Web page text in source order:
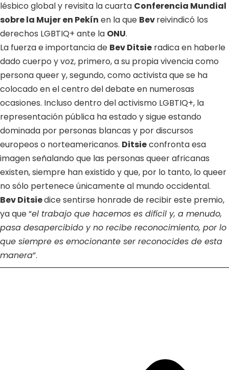
lésbico global y revisita la cuarta Conferencia Mundial
sobre la Mujer en Pekín en la que Bevreivindicó los
derechos LGBTIQ+ ante la ONU.
La fuerza e importancia de Bev Ditsie radica en haberle
dado cuerpo y voz, primero, a su propia vivencia como
persona queer y, segundo, como activista que se ha
colocado en el centro del debate en numerosas
ocasiones. Incluso dentro del activismo LGBTIQ+, la
representación pública ha estado y sigue estando
dominada por personas blancas y por discursos
europeos o norteamericanos. Ditsieconfronta esa
imagen señalando que las personas queer africanas
existen, siempre han existido y que, por lo tanto, lo queer
no sólo pertenece únicamente al mundo occidental.
Bev Ditsiedice sentirse honrade de recibir este premio,
ya que “el trabajo que hacemos es difícil y, a menudo,
pasa desapercibido y no recibe reconocimiento, por lo
que siempre es emocionante ser reconocides de esta
manera”.